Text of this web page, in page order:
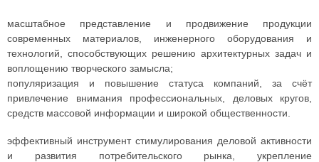
масштабное представление и продвижение продукции
современных материалов, инженерного оборудования и
технологий, способствующих решению архитектурных задач и
воплощению творческого замысла;
популяризация и повышение статуса компаний, за счёт
привлечение внимания профессиональных, деловых кругов,
средств массовой информации и широкой общественности.
эффективный инструмент стимулирования деловой активности
и развития потребительского рынка, укрепление